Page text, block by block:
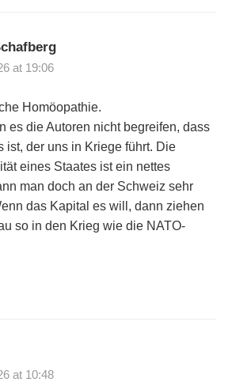
at 19:06
Homöopathie.
es die Autoren nicht begreifen, dass
ist, der uns in Kriege führt. Die
eines Staates ist ein nettes
man doch an der Schweiz sehr
das Kapital es will, dann ziehen
so in den Krieg wie die NATO-
at 10:48